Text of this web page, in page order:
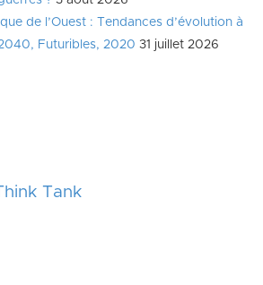
de l’Ouest : Tendances d’évolution à
Futuribles, 2020 31 juillet 2026
Tank